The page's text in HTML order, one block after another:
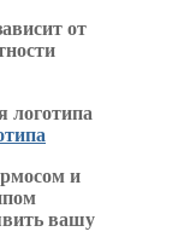
от
логотипа
и
вашу